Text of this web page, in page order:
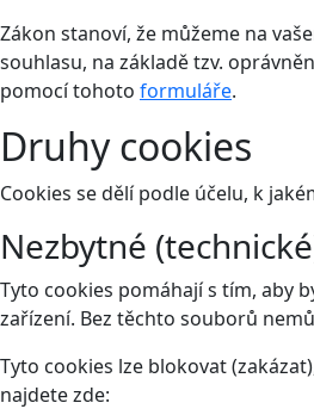
Zákon stanoví, že můžeme na
souhlasu, na základě tzv.
pomocí tohoto formuláře.
Druhy cookies
Cookies se dělí podle účelu, k
Nezbytné
Tyto cookies pomáhají s tím, aby
zařízení. Bez těchto souborů
Tyto cookies lze blokovat
najdete zde: